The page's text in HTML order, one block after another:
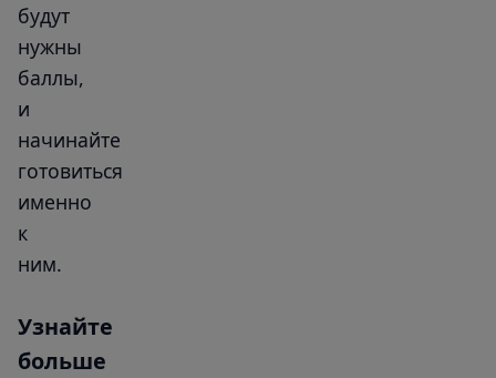
будут
нужны
баллы,
и
начинайте
готовиться
именно
к
ним.
Узнайте
больше